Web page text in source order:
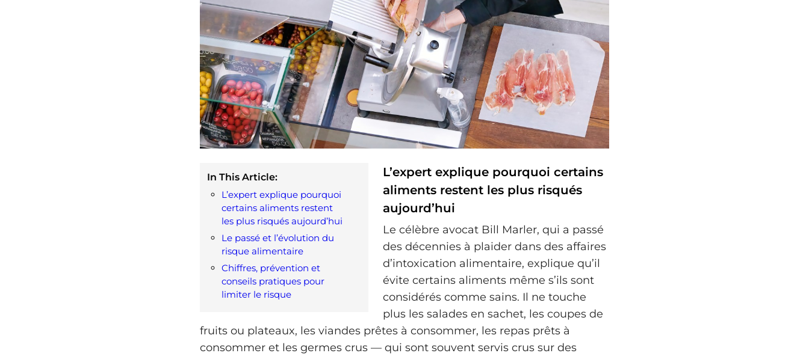
In This Article:
L’expert explique pourquoi
certains aliments restent
les plus risqués aujourd’hui
Le passé et l’évolution du
risque alimentaire
Chiffres, prévention et
conseils pratiques pour
limiter le risque
L’expert explique pourquoi certains
aliments restent les plus risqués
aujourd’hui
Le célèbre avocat Bill Marler, qui a passé
des décennies à plaider dans des affaires
d’intoxication alimentaire, explique qu’il
évite certains aliments même s’ils sont
considérés comme sains. Il ne touche
plus les salades en sachet, les coupes de
fruits ou plateaux, les viandes prêtes à consommer, les repas prêts à
consommer et les germes crus — qui sont souvent servis crus sur des